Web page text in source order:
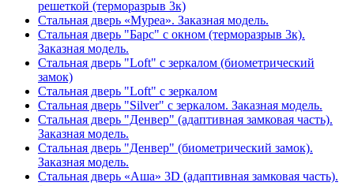
решеткой (терморазрыв 3к)
Стальная дверь «Муреа». Заказная модель.
Стальная дверь "Барс" с окном (терморазрыв 3к).
Заказная модель.
Стальная дверь "Loft" с зеркалом (биометрический
замок)
Стальная дверь "Loft" с зеркалом
Стальная дверь "Silver" с зеркалом. Заказная модель.
Стальная дверь "Денвер" (адаптивная замковая часть).
Заказная модель.
Стальная дверь "Денвер" (биометрический замок).
Заказная модель.
Стальная дверь «Аша» 3D (адаптивная замковая часть).